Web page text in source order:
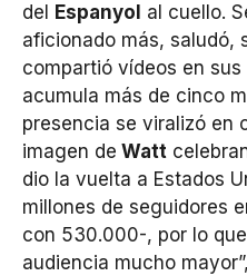
del
Espanyol al cuello.
aficionado más, saludó,
compartió vídeos en
acumula más de cinco
presencia se viralizó en
imagen de Watt
dio la vuelta a Estados
millones de seguidores
con 530.000-, por lo
audiencia mucho